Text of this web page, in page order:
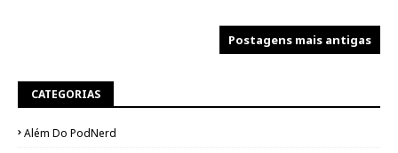
Postagens mais antigas
CATEGORIAS
Além Do PodNerd